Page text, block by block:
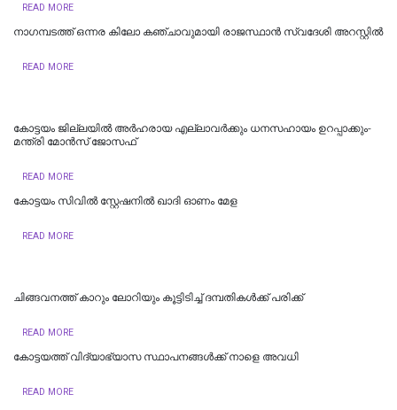
READ MORE
നാഗമ്പടത്ത് ഒന്നര കിലോ കഞ്ചാവുമായി രാജസ്ഥാന്‍ സ്വദേശി അറസ്റ്റില്‍
READ MORE
കോട്ടയം ജില്ലയില്‍ അര്‍ഹരായ എല്ലാവര്‍ക്കും ധനസഹായം ഉറപ്പാക്കും-
മന്ത്രി മോന്‍സ് ജോസഫ്
READ MORE
കോട്ടയം സിവിൽ സ്റ്റേഷനിൽ ഖാദി ഓണം മേള
READ MORE
ചിങ്ങവനത്ത് കാറും ലോറിയും കൂട്ടിടിച്ച് ദമ്പതികള്‍ക്ക് പരിക്ക്
READ MORE
കോട്ടയത്ത് വിദ്യാഭ്യാസ സ്ഥാപനങ്ങൾക്ക് നാളെ അവധി
READ MORE